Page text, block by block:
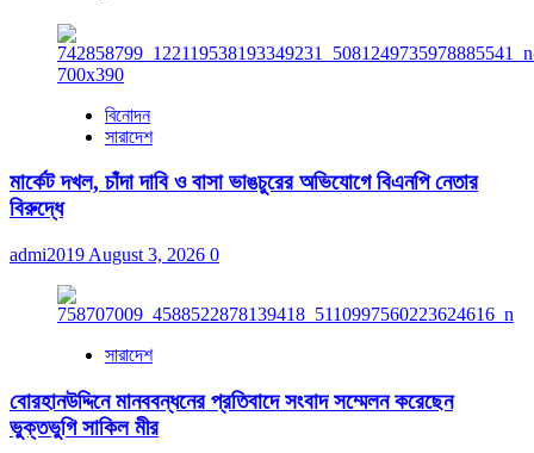
বিনোদন
সারাদেশ
মার্কেট দখল, চাঁদা দাবি ও বাসা ভাঙচুরের অভিযোগে বিএনপি নেতার
বিরুদ্ধে
admi2019 August 3, 2026 0
সারাদেশ
বোরহানউদ্দিনে মানববন্ধনের প্রতিবাদে সংবাদ সম্মেলন করেছেন
ভুক্তভুগি সাকিল মীর